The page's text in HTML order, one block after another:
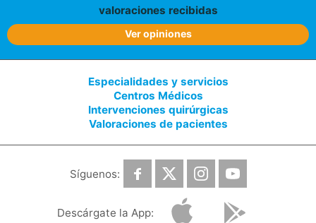
valoraciones recibidas
Ver opiniones
Especialidades y servicios
Centros Médicos
Intervenciones quirúrgicas
Valoraciones de pacientes
Síguenos:
Descárgate la App: